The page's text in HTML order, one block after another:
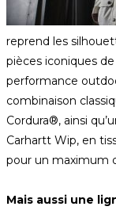
reprend les
pièces iconiques
performance
combinaison
Cordura®, ainsi
Carhartt Wip, en
pour un maximum
Mais aussi une